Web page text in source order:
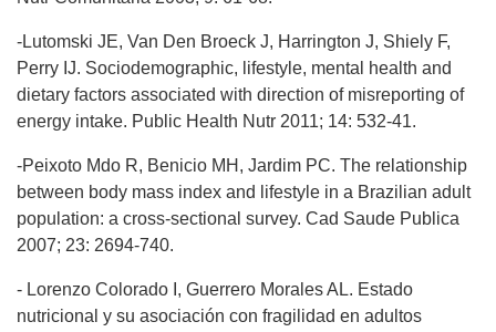
-Lutomski JE, Van Den Broeck J, Harrington J, Shiely F,
Perry IJ. Sociodemographic, lifestyle, mental health and
dietary factors associated with direction of misreporting of
energy intake. Public Health Nutr 2011; 14: 532-41.
-Peixoto Mdo R, Benicio MH, Jardim PC. The relationship
between body mass index and lifestyle in a Brazilian adult
population: a cross-sectional survey. Cad Saude Publica
2007; 23: 2694-740.
- Lorenzo Colorado I, Guerrero Morales AL. Estado
nutricional y su asociación con fragilidad en adultos